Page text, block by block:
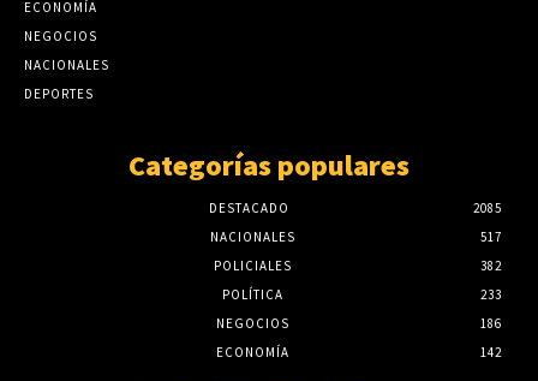
ECONOMÍA
NEGOCIOS
NACIONALES
DEPORTES
Categorías populares
DESTACADO
2085
NACIONALES
517
POLICIALES
382
POLÍTICA
233
NEGOCIOS
186
ECONOMÍA
142